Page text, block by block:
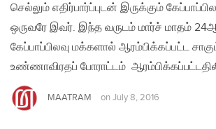
செல்லும் எதிர்பார்ப்புடன் இருக்கும்
ஒருவரே இவர். இந்த வருடம் மார்ச் மாதம்
கேப்பாப்பிலவு மக்களால் ஆரம்பிக்கப்பட்ட
உண்ணாவிரதப் போராட்டம்
MAATRAM on July 8, 2016